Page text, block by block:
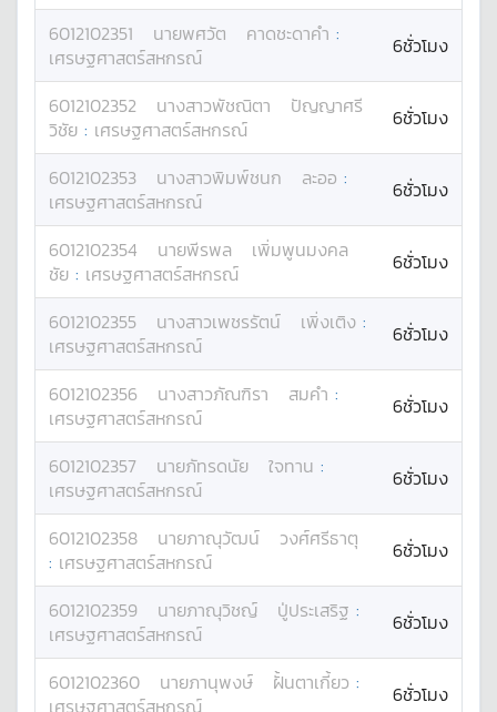
6012102351 นายพศวัต คาดชะดาคำ :
เศรษฐศาสตร์สหกรณ์
6ชั่วโมง
6012102352 นางสาวพัชณิตา
ปัญญาศรี
วิชัย : เศรษฐศาสตร์สหกรณ์ 6ชั่วโมง
6012102353 นางสาวพิมพ์ชนก ละออ :
เศรษฐศาสตร์สหกรณ์
6ชั่วโมง
6012102354 นายพีรพล
เพิ่มพูนมงคล
ชัย : เศรษฐศาสตร์สหกรณ์ 6ชั่วโมง
6012102355 นางสาวเพชรรัตน์ เพิ่งเติง :
เศรษฐศาสตร์สหกรณ์
6ชั่วโมง
6012102356 นางสาวภัณฑิรา สมคำ :
เศรษฐศาสตร์สหกรณ์
6ชั่วโมง
6012102357 นายภัทรดนัย ใจทาน :
เศรษฐศาสตร์สหกรณ์
6ชั่วโมง
6012102358 นายภาณุวัฒน์
วงศ์ศรีธาตุ
: เศรษฐศาสตร์สหกรณ์ 6ชั่วโมง
6012102359 นายภาณุวิชญ์ ปู่ประเสริฐ :
เศรษฐศาสตร์สหกรณ์
6ชั่วโมง
6012102360 นายภานุพงษ์ ฝั้นตาเกี้ยว :
เศรษฐศาสตร์สหกรณ์
6ชั่วโมง